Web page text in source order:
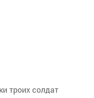
троих солдат